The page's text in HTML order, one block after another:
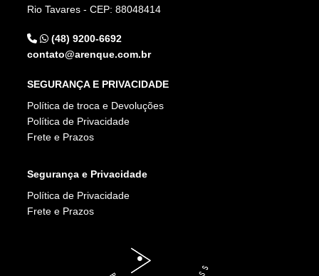
Rio Tavares - CEP: 88048414
(48) 9200-6692
contato@arenque.com.br
SEGURANÇA E PRIVACIDADE
Política de troca e Devoluções
Política de Privacidade
Frete e Prazos
Segurança e Privacidade
Política de Privacidade
Frete e Prazos